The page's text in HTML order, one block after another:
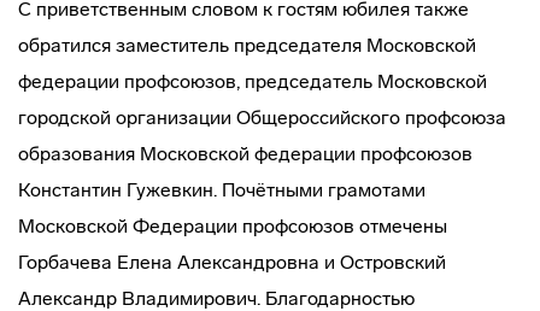
С приветственным словом к гостям юбилея также
обратился заместитель председателя Московской
федерации профсоюзов, председатель Московской
городской организации Общероссийского профсоюза
образования Московской федерации профсоюзов
Константин Гужевкин. Почётными грамотами
Московской Федерации профсоюзов отмечены
Горбачева Елена Александровна и Островский
Александр Владимирович. Благодарностью